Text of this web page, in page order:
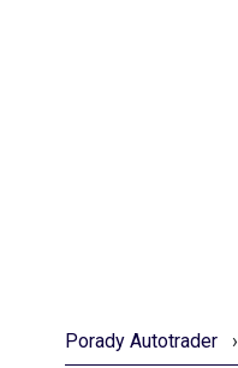
Porady Autotrader ›